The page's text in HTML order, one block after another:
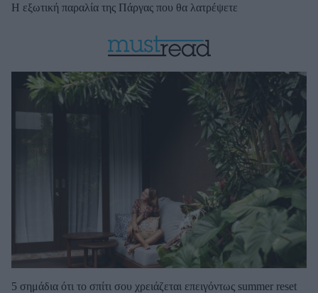
Η εξωτική παραλία της Πάργας που θα λατρέψετε
5 σημάδια ότι το σπίτι σου χρειάζεται επειγόντως summer reset